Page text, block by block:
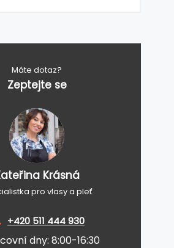
Máte dotaz?
Zeptejte se
Krásná
pro vlasy a pleť
+420 511 444 930
dny: 8:00-16:30